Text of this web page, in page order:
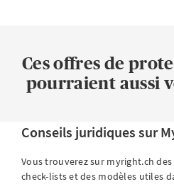
Ces offres de
pourraient aussi
Conseils juridiques sur
Vous trouverez sur myright.ch
check-lists et des modèles utiles